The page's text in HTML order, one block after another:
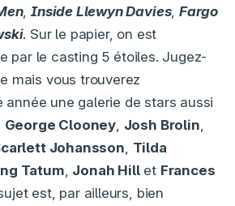
,Inside Llewyn Davies, Fargo
. Sur le papier, on est
par le casting 5 étoiles. Jugez-
mais vous trouverez
une galerie de stars aussi
George Clooney Josh Brolin
Johansson Tilda
Tatum Jonah Hillet Frances
est, par ailleurs, bien